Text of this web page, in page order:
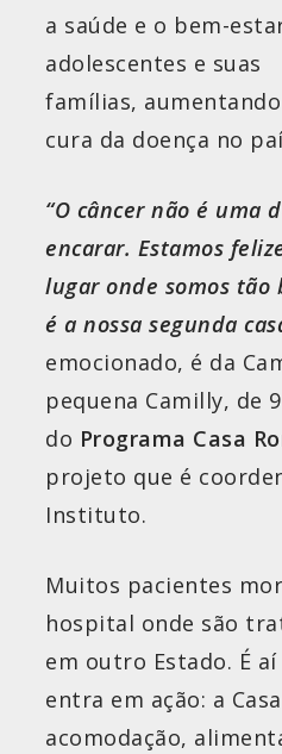
a saúde e o bem-
adolescentes e suas
famílias,
cura da doença no
“O câncer não é uma
encarar. Estamos
lugar onde somos tão
é a nossa segunda
emocionado, é da
pequena Camilly, de
do Programa Casa
projeto que é
Instituto.
Muitos pacientes
hospital onde são
em outro Estado. É
entra em ação: a
acomodação,